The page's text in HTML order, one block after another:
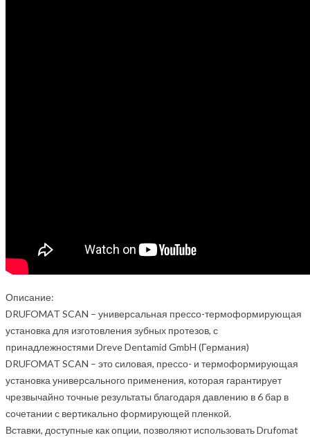
Описание:
DRUFOMAT SCAN – универсальная прессо-термоформирующая
установка для изготовления зубных протезов, с
принадлежностями Dreve Dentamid GmbH (Германия)
DRUFOMAT SCAN – это силовая, прессо- и термоформирующая
установка универсального применения, которая гарантирует
чрезвычайно точные результаты благодаря давлению в 6 бар в
сочетании с вертикально формирующей пленкой.
Вставки, доступные как опции, позволяют использовать Drufomat